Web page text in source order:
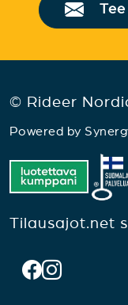
© Rideer
Powered by
Tilausajot.net